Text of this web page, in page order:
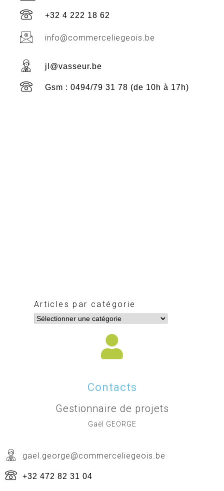
+32 4 222 18 62
info@commerceliegeois.be
jl@vasseur.be
Gsm : 0494/79 31 78 (de 10h à 17h)
Articles par catégorie
Contacts
Gestionnaire de projets
Gaël GEORGE
gael.george@commerceliegeois.be
+32 472 82 31 04